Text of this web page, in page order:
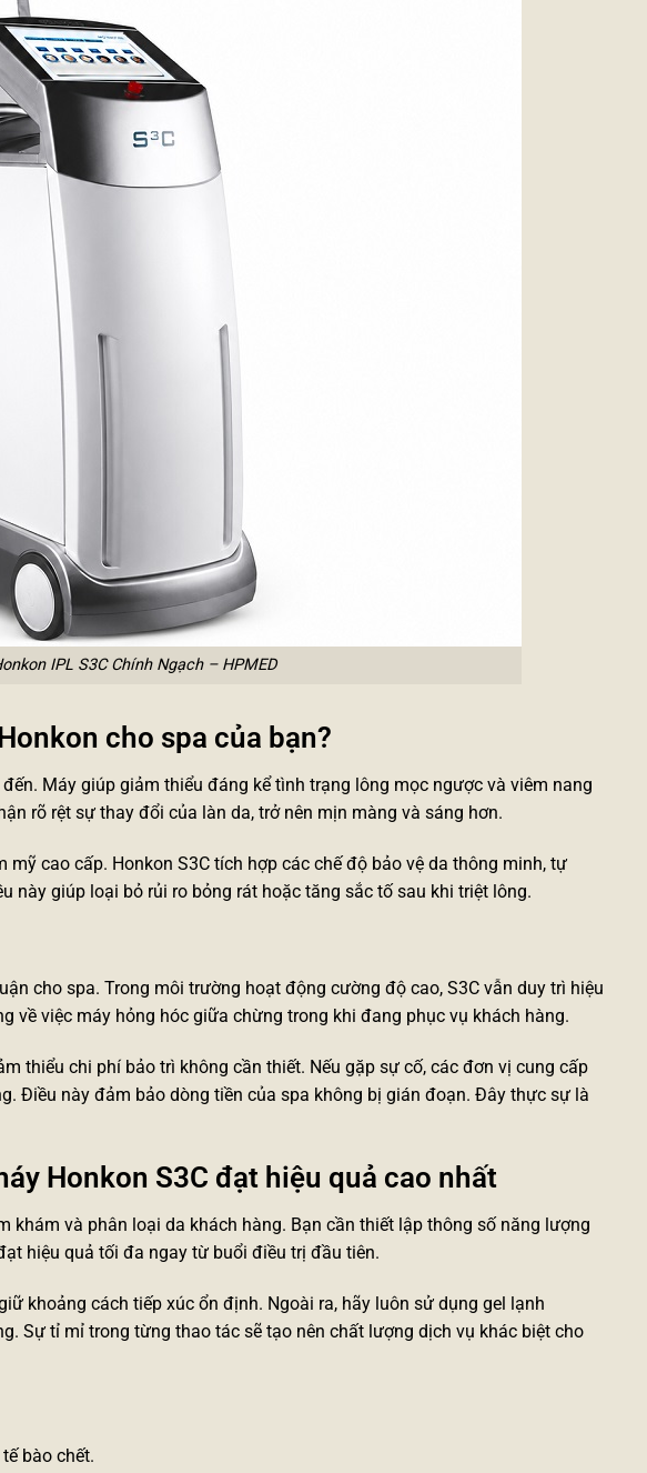
IPL S3C Chính Ngạch – HPMED
cho spa của bạn?
Máy giúp giảm thiểu đáng kể tình trạng lông mọc ngược và viêm nang
rõ rệt sự thay đổi của làn da, trở nên mịn màng và sáng hơn.
mỹ cao cấp. Honkon S3C tích hợp các chế độ bảo vệ da thông minh, tự
giúp loại bỏ rủi ro bỏng rát hoặc tăng sắc tố sau khi triệt lông.
cho spa. Trong môi trường hoạt động cường độ cao, S3C vẫn duy trì hiệu
về việc máy hỏng hóc giữa chừng trong khi đang phục vụ khách hàng.
thiểu chi phí bảo trì không cần thiết. Nếu gặp sự cố, các đơn vị cung cấp
Điều này đảm bảo dòng tiền của spa không bị gián đoạn. Đây thực sự là
Honkon S3C đạt hiệu quả cao nhất
khám và phân loại da khách hàng. Bạn cần thiết lập thông số năng lượng
hiệu quả tối đa ngay từ buổi điều trị đầu tiên.
khoảng cách tiếp xúc ổn định. Ngoài ra, hãy luôn sử dụng gel lạnh
Sự tỉ mỉ trong từng thao tác sẽ tạo nên chất lượng dịch vụ khác biệt cho
bào chết.